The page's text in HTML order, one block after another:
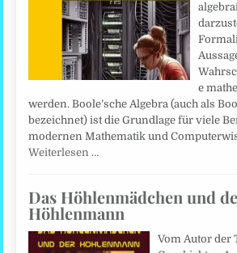
e
werden. Boole’sche Algebra (auch als
bezeichnet) ist die Grundlage für viele
modernen Mathematik und
Weiterlesen …
Das Höhlenmädchen und
Höhlenmann
Vom Autor der